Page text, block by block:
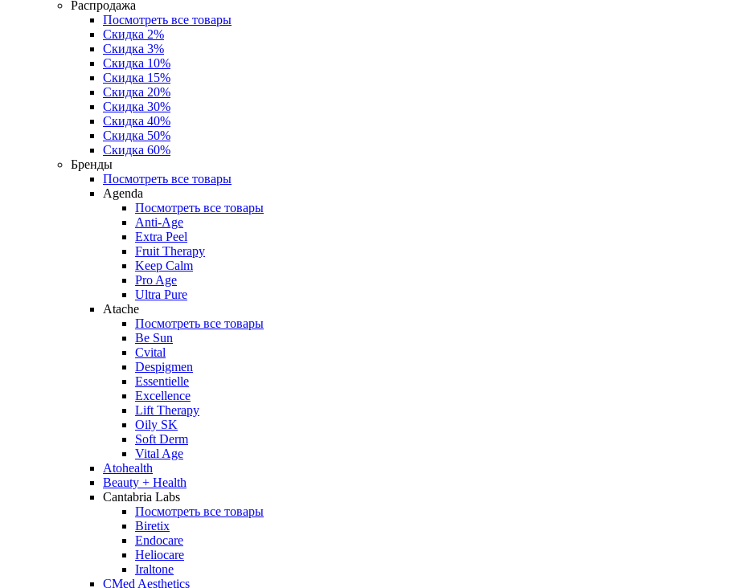
Распродажа
Посмотреть все товары
Скидка 2%
Скидка 3%
Скидка 10%
Скидка 15%
Скидка 20%
Скидка 30%
Скидка 40%
Скидка 50%
Скидка 60%
Бренды
Посмотреть все товары
Agenda
Посмотреть все товары
Anti‑Age
Extra Peel
Fruit Therapy
Keep Calm
Pro Age
Ultra Pure
Atache
Посмотреть все товары
Be Sun
Cvital
Despigmen
Essentielle
Excellence
Lift Therapy
Oily SK
Soft Derm
Vital Age
Atohealth
Beauty + Health
Cantabria Labs
Посмотреть все товары
Biretix
Endocare
Heliocare
Iraltone
CMed Aesthetics